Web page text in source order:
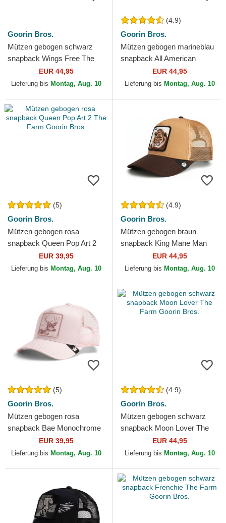
Goorin Bros.
Mützen gebogen schwarz
snapback Wings Free The
Farm Goorin Bros.
EUR 44,95
Lieferung bis Montag, Aug. 10
(4.9)
Goorin Bros.
Mützen gebogen marineblau
snapback All American
Rooster The Farm Goorin
Bros.
EUR 44,95
Lieferung bis Montag, Aug. 10
(5)
Goorin Bros.
Mützen gebogen rosa
snapback Queen Pop Art 2
The Farm Goorin Bros.
EUR 39,95
Lieferung bis Montag, Aug. 10
(4.9)
Goorin Bros.
Mützen gebogen braun
snapback King Mane Man
The Farm Goorin Bros.
EUR 44,95
Lieferung bis Montag, Aug. 10
(5)
Goorin Bros.
Mützen gebogen rosa
snapback Bae Monochrome
The Farm Goorin Bros.
EUR 39,95
Lieferung bis Montag, Aug. 10
(4.9)
Goorin Bros.
Mützen gebogen schwarz
snapback Moon Lover The
Farm Goorin Bros.
EUR 44,95
Lieferung bis Montag, Aug. 10